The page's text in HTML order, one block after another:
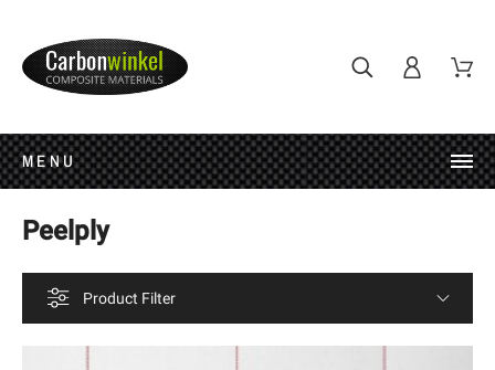
MENU
Peelply
Product Filter